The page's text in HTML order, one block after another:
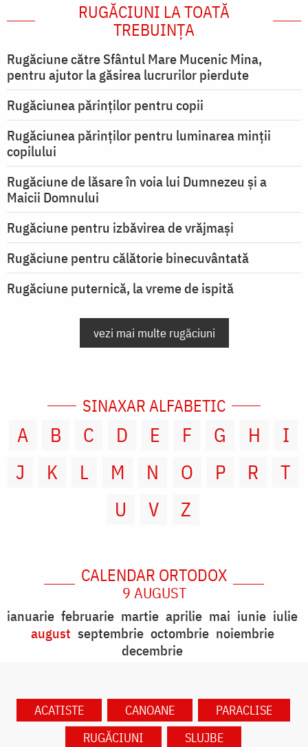
RUGĂCIUNI LA TOATĂ
TREBUINȚA
Rugăciune către Sfântul Mare Mucenic Mina,
pentru ajutor la găsirea lucrurilor pierdute
Rugăciunea părinților pentru copii
Rugăciunea părinților pentru luminarea minţii
copilului
Rugăciune de lăsare în voia lui Dumnezeu şi a
Maicii Domnului
Rugăciune pentru izbăvirea de vrăjmași
Rugăciune pentru călătorie binecuvântată
Rugăciune puternică, la vreme de ispită
vezi mai multe rugăciuni
SINAXAR ALFABETIC
A B C D E F G H
I
J
K L M N O P R
T
U
V Z
CALENDAR ORTODOX
9 AUGUST
ianuarie februarie martie aprilie mai iunie iulie
august septembrie octombrie noiembrie
decembrie
ACATISTE CANOANE
PARACLISE
RUGĂCIUNI
SLUJBE